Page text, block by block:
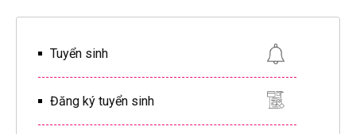
Tuyển sinh
Đăng ký tuyển sinh